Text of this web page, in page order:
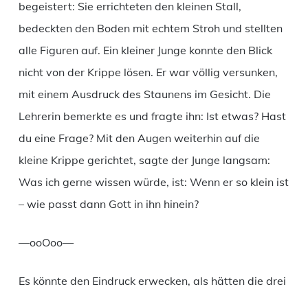
begeistert: Sie errichteten den kleinen Stall,
bedeckten den Boden mit echtem Stroh und stellten
alle Figuren auf. Ein kleiner Junge konnte den Blick
nicht von der Krippe lösen. Er war völlig versunken,
mit einem Ausdruck des Staunens im Gesicht. Die
Lehrerin bemerkte es und fragte ihn: Ist etwas? Hast
du eine Frage? Mit den Augen weiterhin auf die
kleine Krippe gerichtet, sagte der Junge langsam:
Was ich gerne wissen würde, ist: Wenn er so klein ist
– wie passt dann Gott in ihn hinein?
—ooOoo—
Es könnte den Eindruck erwecken, als hätten die drei